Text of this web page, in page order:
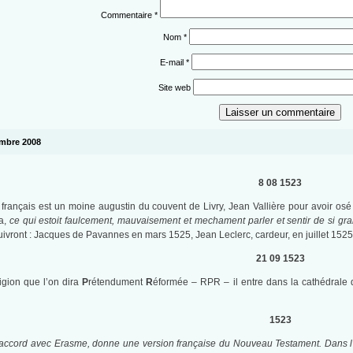
Commentaire *
Nom *
E-mail*
Site web
2008
8 08 1523
est un moine augustin du couvent de Livry, Jean Vallière pour avoir
ce qui estoit faulcement, mauvaisement et mechament parler et sentir de si
: Jacques de Pavannes en mars 1525, Jean Leclerc, cardeur, en juillet
21 09 1523
que l’on dira Prétendument Réformée – RPR – il entre dans la
1523
avec Erasme, donne une version française du Nouveau Testament.